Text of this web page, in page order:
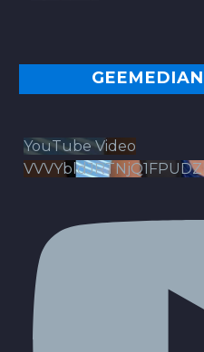
YouTube Video